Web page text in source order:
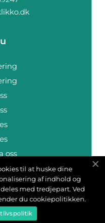
oss
oss
til at huske dine
af indhold og
med tredjepart. Ved
du cookiepolitikken.